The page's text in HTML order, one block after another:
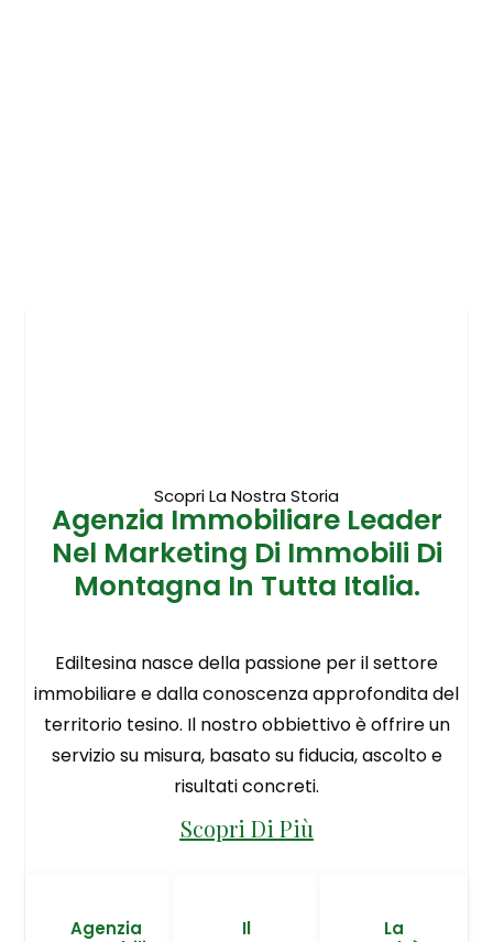
Scopri La Nostra Storia
Agenzia Immobiliare Leader
Nel Marketing Di Immobili Di
Montagna In Tutta Italia.
Ediltesina nasce della passione per il settore
immobiliare e dalla conoscenza approfondita del
territorio tesino. Il nostro obbiettivo è offrire un
servizio su misura, basato su fiducia, ascolto e
risultati concreti.
Scopri Di Più
Agenzia
Il
La